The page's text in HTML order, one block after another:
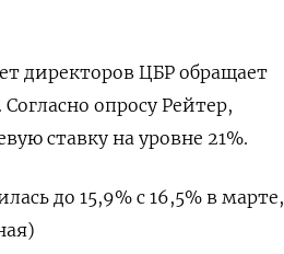
директоров ЦБР обращает
опросу Рейтер,
ставку на уровне 21%.
до 15,9% с 16,5% в марте,